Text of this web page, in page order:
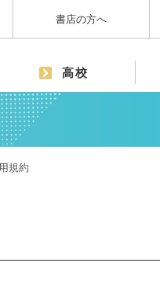
書店の方へ
高校
規約